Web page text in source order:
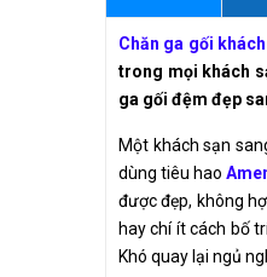
Chăn ga gối
trong mọi khách
ga gối đệm đẹp
Một khách sạn
dùng tiêu hao
được đẹp, không
hay chí ít cách bố
Khó quay lại ngủ